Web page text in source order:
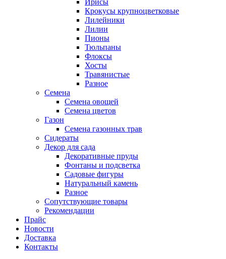
Ирисы
Крокусы крупноцветковые
Лилейники
Лилии
Пионы
Тюльпаны
Флоксы
Хосты
Травянистые
Разное
Семена
Семена овощей
Семена цветов
Газон
Семена газонных трав
Сидераты
Декор для сада
Декоративные пруды
Фонтаны и подсветка
Садовые фигуры
Натуральный камень
Разное
Сопутствующие товары
Рекомендации
Прайс
Новости
Доставка
Контакты